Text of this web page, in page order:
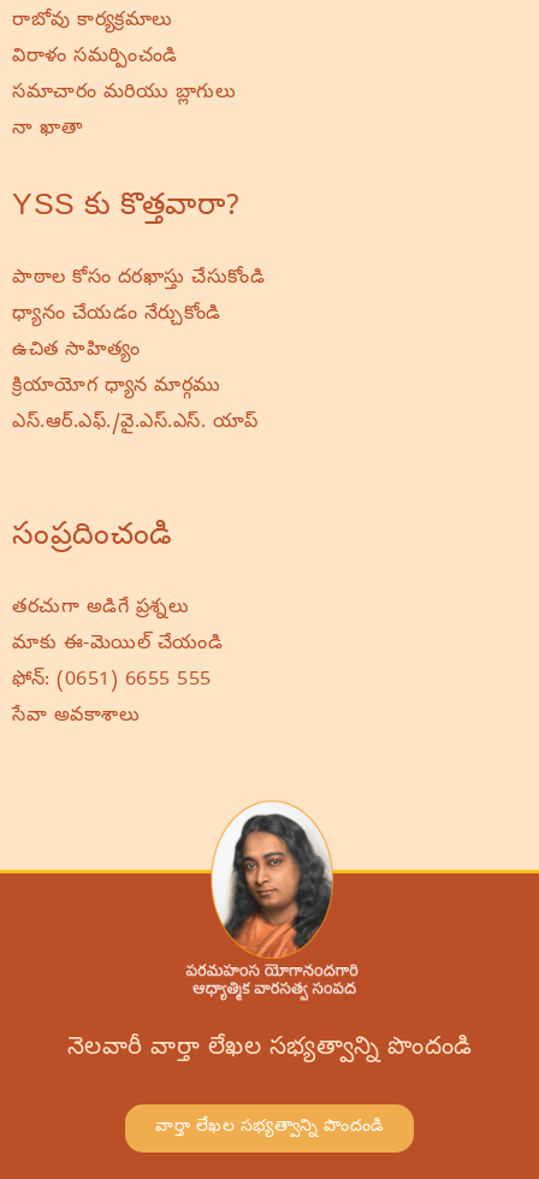
రాబోవు కార్యక్రమాలు
విరాళం సమర్పించండి
సమాచారం మరియు బ్లాగులు
నా ఖాతా
YSS కు కొత్తవారా?
పాఠాల కోసం దరఖాస్తు చేసుకోండి
ధ్యానం చేయడం నేర్చుకోండి
ఉచిత సాహిత్యం
క్రియాయోగ ధ్యాన మార్గము
ఎస్.ఆర్.ఎఫ్./వై.ఎస్.ఎస్. యాప్
సంప్రదించండి
తరచుగా అడిగే ప్రశ్నలు
మాకు ఈ-మెయిల్ చేయండి
ఫోన్: (0651) 6655 555
సేవా అవకాశాలు
నెలవారీ వార్తా లేఖల సభ్యత్వాన్ని పొందండి
వార్తా లేఖల సభ్యత్వాన్ని పొందండి